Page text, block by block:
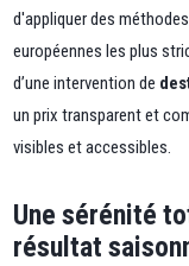
d'appliquer des
européennes les plus
d’une intervention de
un prix transparent et
visibles et accessibles.
Une sérénité
résultat